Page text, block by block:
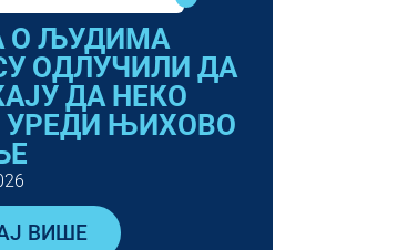
О ЉУДИМА
ОДЛУЧИЛИ ДА
ДА НЕКО
УРЕДИ ЊИХОВО
ВИШЕ